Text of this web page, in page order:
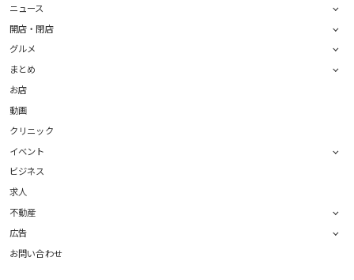
ニュース
開店・閉店
グルメ
まとめ
お店
動画
クリニック
イベント
ビジネス
求人
不動産
広告
お問い合わせ